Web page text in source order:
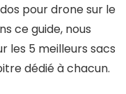
pour drone sur le
ce guide, nous
les 5 meilleurs sacs
dédié à chacun.